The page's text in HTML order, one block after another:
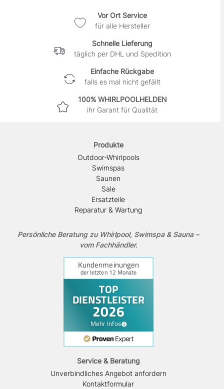
Vor Ort Service
für alle Hersteller
Schnelle Lieferung
täglich per DHL und Spedition
Einfache Rückgabe
falls es mal nicht gefällt
100% WHIRLPOOLHELDEN
ihr Garant für Qualität
Produkte
Outdoor-Whirlpools
Swimspas
Saunen
Sale
Ersatzteile
Reparatur & Wartung
Persönliche Beratung zu Whirlpool, Swimspa & Sauna –
vom Fachhändler.
Service & Beratung
Unverbindliches Angebot anfordern
Kontaktformular